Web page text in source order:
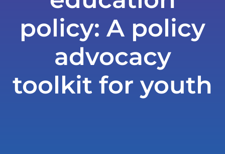
policy: A policy
advocacy
toolkit for youth